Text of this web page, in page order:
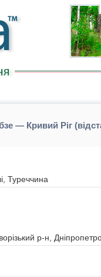
— Кривий Ріг